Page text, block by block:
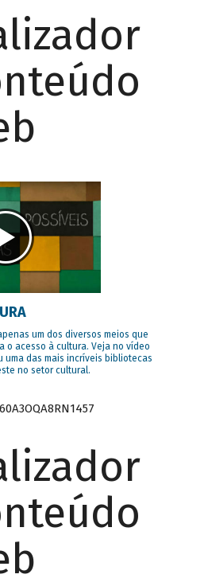
um dos diversos meios que
o acesso à cultura. Veja no vídeo
uma das mais incríveis bibliotecas
no setor cultural.